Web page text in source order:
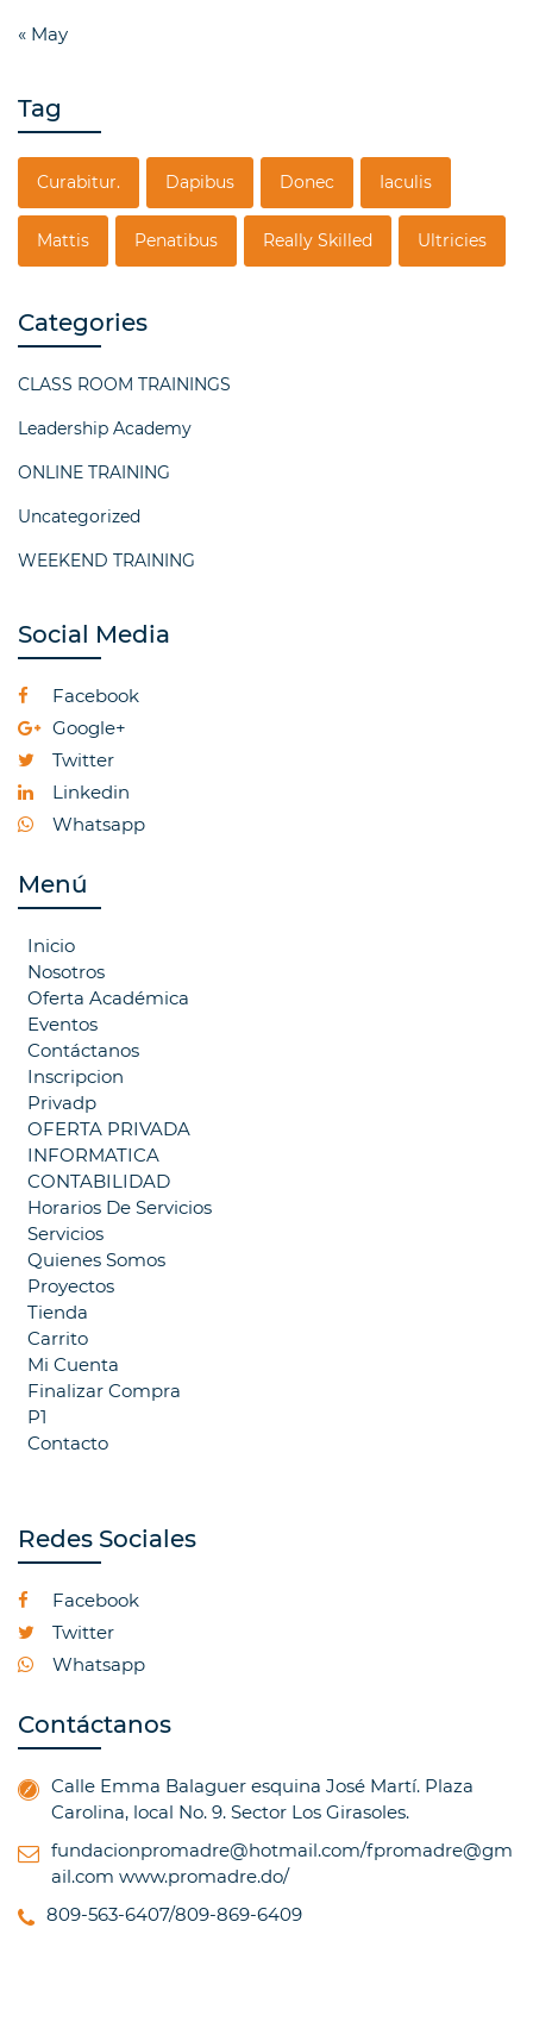
« May
Tag
Curabitur. Dapibus Donec Iaculis
Mattis Penatibus Really Skilled Ultricies
Categories
CLASS ROOM TRAININGS
Leadership Academy
ONLINE TRAINING
Uncategorized
WEEKEND TRAINING
Social Media
Facebook
Google+
Twitter
Linkedin
Whatsapp
Menú
Inicio
Nosotros
Oferta Académica
Eventos
Contáctanos
Inscripcion
Privadp
OFERTA PRIVADA
INFORMATICA
CONTABILIDAD
Horarios De Servicios
Servicios
Quienes Somos
Proyectos
Tienda
Carrito
Mi Cuenta
Finalizar Compra
P1
Contacto
Redes Sociales
Facebook
Twitter
Whatsapp
Contáctanos
Calle Emma Balaguer esquina José Martí. Plaza
Carolina, local No. 9. Sector Los Girasoles.
fundacionpromadre@hotmail.com/fpromadre@gm
ail.com www.promadre.do/
809-563-6407/809-869-6409